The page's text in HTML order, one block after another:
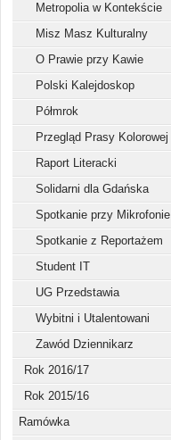
Metropolia w Kontekście
Misz Masz Kulturalny
O Prawie przy Kawie
Polski Kalejdoskop
Półmrok
Przegląd Prasy Kolorowej
Raport Literacki
Solidarni dla Gdańska
Spotkanie przy Mikrofonie
Spotkanie z Reportażem
Student IT
UG Przedstawia
Wybitni i Utalentowani
Zawód Dziennikarz
Rok 2016/17
Rok 2015/16
Ramówka